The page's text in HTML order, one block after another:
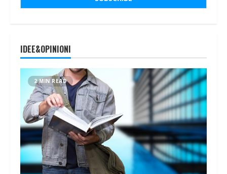
IDEE&OPINIONI
2 MIN READ